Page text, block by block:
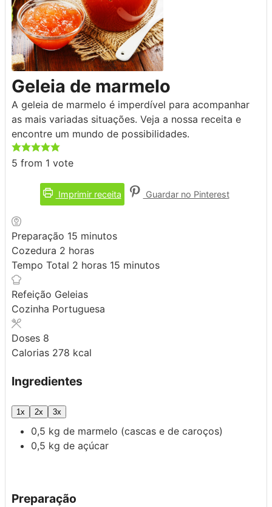
Geleia de marmelo
A geleia de marmelo é imperdível para acompanhar
as mais variadas situações. Veja a nossa receita e
encontre um mundo de possibilidades.
5 from 1 vote
Imprimir receita Guardar no Pinterest
Preparação 15 minutos
minutos
Cozedura 2 horas
horas
Tempo Total 2 horas
horas 15 minutos
minutos
Refeição Geleias
Cozinha Portuguesa
Doses 8
Calorias 278 kcal
Ingredientes
1x 2x 3x
0,5 kg de marmelo (cascas e de caroços)
0,5 kg de açúcar
Preparação